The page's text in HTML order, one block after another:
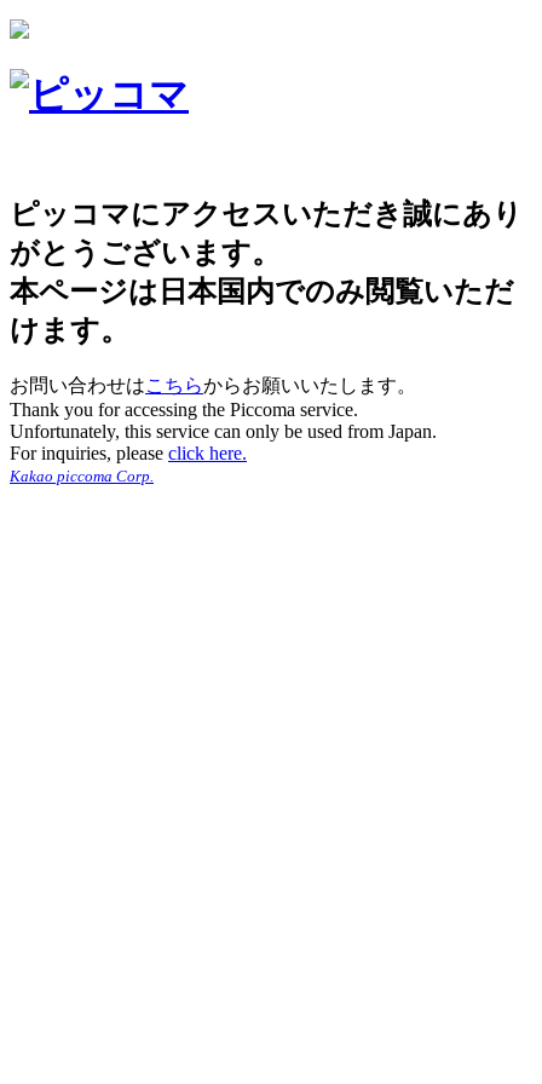
ピッコマにアクセスいただき誠にあり
がとうございます。
本ページは日本国内でのみ閲覧いただ
けます。
お問い合わせはこちらからお願いいたします。
Thank you for accessing the Piccoma service.
Unfortunately, this service can only be used from Japan.
For inquiries, please click here.
Kakao piccoma Corp.